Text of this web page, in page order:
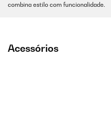
combina estilo com funcionalidade.
Acessórios